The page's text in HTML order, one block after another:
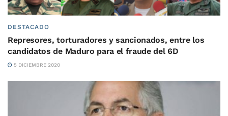
DESTACADO
Represores, torturadores y sancionados, entre los
candidatos de Maduro para el fraude del 6D
5 DICIEMBRE 2020